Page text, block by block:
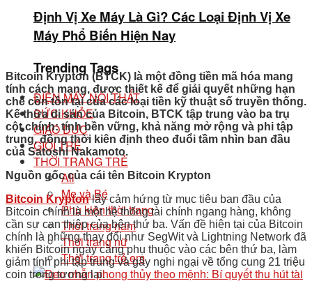
Định Vị Xe Máy Là Gì? Các Loại Định Vị Xe
Máy Phổ Biến Hiện Nay
Trending Tags
ĐIỆN MÁY NỘI THẤT
SỨC KHỎE
GIÁO DỤC
GIỚI TRẺ
THỜI TRANG TRẺ
All
Mẹ và Bé
Phụ kiện thời trang
Thời trang nam
Thời trang nữ
Thời trang trẻ em
Bitcoin Krypton (BTCK) là một đồng tiền mã hóa mang
tính cách mạng, được thiết kế để giải quyết những hạn
chế còn tồn tại của các loại tiền kỹ thuật số truyền thống.
Kế thừa di sản của Bitcoin, BTCK tập trung vào ba trụ
cột chính: tính bền vững, khả năng mở rộng và phi tập
trung, đồng thời kiên định theo đuổi tầm nhìn ban đầu
của Satoshi Nakamoto.
Nguồn gốc của cái tên Bitcoin Krypton
Bitcoin Kryptonlấy cảm hứng từ mục tiêu ban đầu của
Bitcoin chính là một hệ thống tài chính ngang hàng, không
cần sự can thiệp của bên thứ ba. Vấn đề hiện tại của Bitcoin
chính là những thay đổi như SegWit và Lightning Network đã
khiến Bitcoin ngày càng phụ thuộc vào các bên thứ ba, làm
giảm tính phi tập trung và gây nghi ngại về tổng cung 21 triệu
coin trong tương lai.